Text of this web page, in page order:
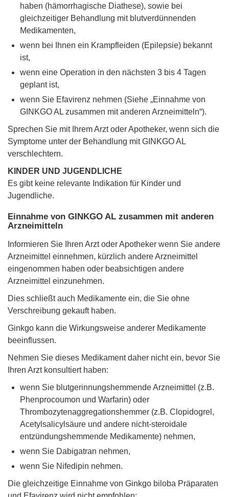
haben (hämorrhagische Diathese), sowie bei
gleichzeitiger Behandlung mit blutverdünnenden
Medikamenten,
wenn bei Ihnen ein Krampfleiden (Epilepsie) bekannt
ist,
wenn eine Operation in den nächsten 3 bis 4 Tagen
geplant ist,
wenn Sie Efavirenz nehmen (Siehe „Einnahme von
GINKGO AL zusammen mit anderen Arzneimitteln“).
Sprechen Sie mit Ihrem Arzt oder Apotheker, wenn sich die
Symptome unter der Behandlung mit GINKGO AL
verschlechtern.
KINDER UND JUGENDLICHE
Es gibt keine relevante Indikation für Kinder und
Jugendliche.
Einnahme von GINKGO AL zusammen mit anderen
Arzneimitteln
Informieren Sie Ihren Arzt oder Apotheker wenn Sie andere
Arzneimittel einnehmen, kürzlich andere Arzneimittel
eingenommen haben oder beabsichtigen andere
Arzneimittel einzunehmen.
Dies schließt auch Medikamente ein, die Sie ohne
Verschreibung gekauft haben.
Ginkgo kann die Wirkungsweise anderer Medikamente
beeinflussen.
Nehmen Sie dieses Medikament daher nicht ein, bevor Sie
Ihren Arzt konsultiert haben:
wenn Sie blutgerinnungshemmende Arzneimittel (z.B.
Phenprocoumon und Warfarin) oder
Thrombozytenaggregationshemmer (z.B. Clopidogrel,
Acetylsalicylsäure und andere nicht-steroidale
entzündungshemmende Medikamente) nehmen,
wenn Sie Dabigatran nehmen,
wenn Sie Nifedipin nehmen.
Die gleichzeitige Einnahme von Ginkgo biloba Präparaten